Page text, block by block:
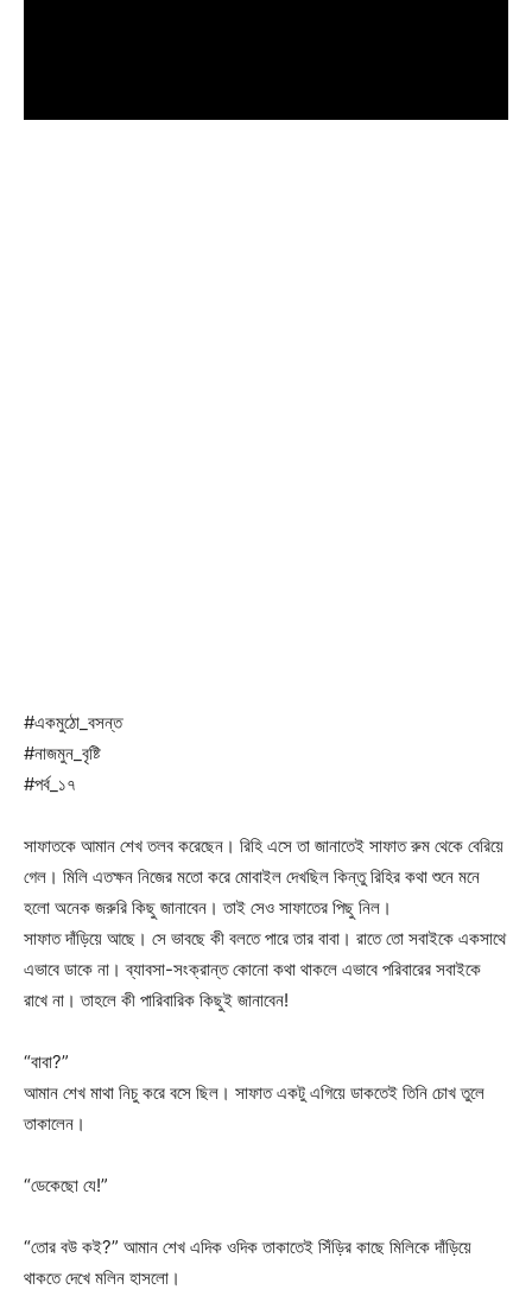
#একমুঠো_বসন্ত
#নাজমুন_বৃষ্টি
#পর্ব_১৭
সাফাতকে আমান শেখ তলব করেছেন। রিহি এসে তা জানাতেই সাফাত রুম থেকে বেরিয়ে
গেল। মিলি এতক্ষন নিজের মতো করে মোবাইল দেখছিল কিন্তু রিহির কথা শুনে মনে
হলো অনেক জরুরি কিছু জানাবেন। তাই সেও সাফাতের পিছু নিল।
সাফাত দাঁড়িয়ে আছে। সে ভাবছে কী বলতে পারে তার বাবা। রাতে তো সবাইকে একসাথে
এভাবে ডাকে না। ব্যাবসা-সংক্রান্ত কোনো কথা থাকলে এভাবে পরিবারের সবাইকে
রাখে না। তাহলে কী পারিবারিক কিছুই জানাবেন!
“বাবা?”
আমান শেখ মাথা নিচু করে বসে ছিল। সাফাত একটু এগিয়ে ডাকতেই তিনি চোখ তুলে
তাকালেন।
“ডেকেছো যে!”
“তোর বউ কই?” আমান শেখ এদিক ওদিক তাকাতেই সিঁড়ির কাছে মিলিকে দাঁড়িয়ে
থাকতে দেখে মলিন হাসলো।